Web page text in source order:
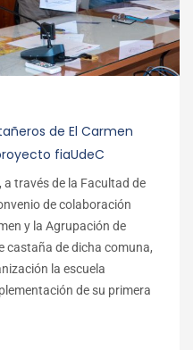
de El Carmen
fiaUdeC
a través de la Facultad de
de colaboración
y la Agrupación de
castaña de dicha comuna,
la escuela
de su primera